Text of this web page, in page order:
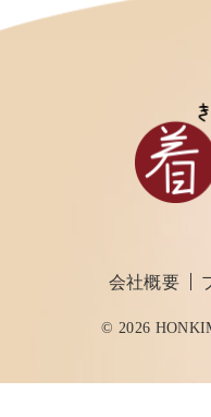
会社概要
© 2026